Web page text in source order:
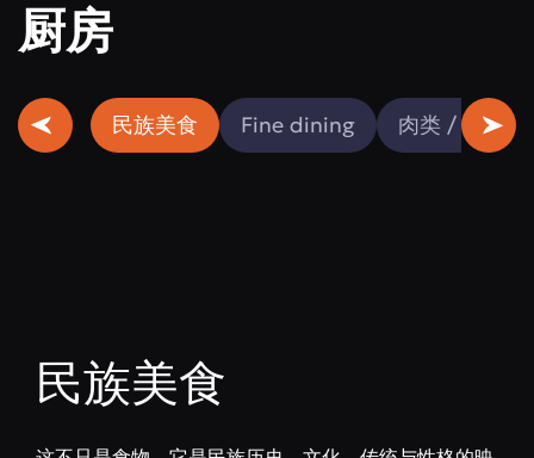
厨房
民族美食 Fine dining 肉类 / 鱼类
民族美食